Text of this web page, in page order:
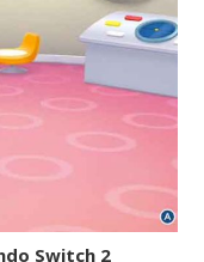
Switch 2